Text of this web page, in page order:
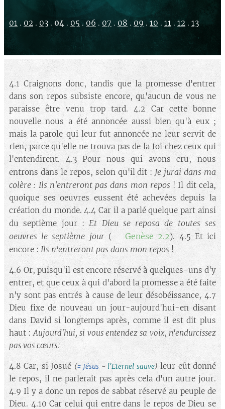
01 . 02 . 03 . 04 . 05 . 06 . 07 . 08 . 09.10 . 11 . 12 . 13
4.1 Craignons donc, tandis que la promesse d'entrer
dans son repos subsiste encore, qu'aucun de vous ne
paraisse être venu trop tard. 4.2 Car cette bonne
nouvelle nous a été annoncée aussi bien qu'à eux ;
mais la parole qui leur fut annoncée ne leur servit de
rien, parce qu'elle ne trouva pas de la foi chez ceux qui
l'entendirent. 4.3 Pour nous qui avons cru, nous
entrons dans le repos, selon qu'il dit : Je jurai dans ma
colère : Ils n'entreront pas dans mon repos ! Il dit cela,
quoique ses oeuvres eussent été achevées depuis la
création du monde. 4.4 Car il a parlé quelque part ainsi
du septième jour :Et Dieu se reposa de toutes ses
oeuvres le septième jour (➡️Genèse 2.2). 4.5 Et ici
encore : Ils n'entreront pas dans mon repos !
4.6 Or, puisqu'il est encore réservé à quelques-uns d'y
entrer, et que ceux à qui d'abord la promesse a été faite
n'y sont pas entrés à cause de leur désobéissance, 4.7
Dieu fixe de nouveau un jour-aujourd'hui-en disant
dans David si longtemps après, comme il est dit plus
haut :Aujourd'hui, si vous entendez sa voix, n'endurcissez
pas vos cœurs.
4.8 Car, si Josué (= Jésus - l'Eternel sauve) leur eût donné
le repos, il ne parlerait pas après cela d'un autre jour.
4.9 Il y a donc un repos de sabbat réservé au peuple de
Dieu. 4.10 Car celui qui entre dans le repos de Dieu se